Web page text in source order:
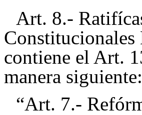
Art. 8.-
Constitucionales
contiene el Art.
manera siguiente:
“Art. 7.-